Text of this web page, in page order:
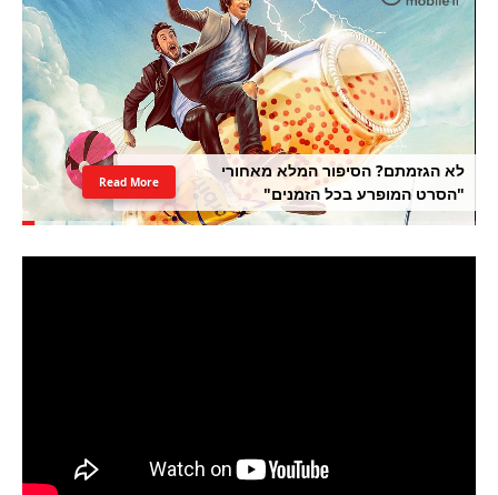
לא הגזמתם? הסיפור המלא מאחורי
"הסרט המופרע בכל הזמנים"
Read More